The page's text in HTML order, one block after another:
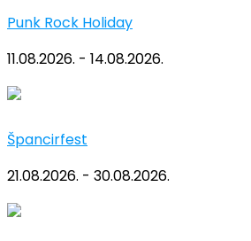
Punk Rock Holiday
11.08.2026. - 14.08.2026.
Špancirfest
21.08.2026. - 30.08.2026.